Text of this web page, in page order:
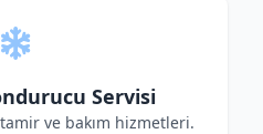
Servisi
ve bakım hizmetleri.